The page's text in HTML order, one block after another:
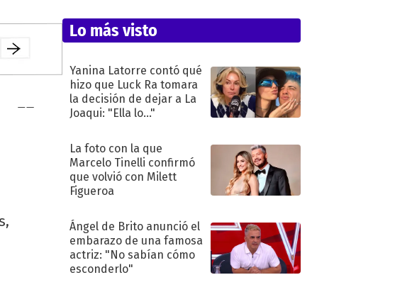
Lo más visto
Yanina Latorre contó qué
hizo que Luck Ra tomara
la decisión de dejar a La
Joaqui: "Ella lo..."
La foto con la que
Marcelo Tinelli confirmó
que volvió con Milett
Figueroa
Ángel de Brito anunció el
embarazo de una famosa
actriz: "No sabían cómo
esconderlo"